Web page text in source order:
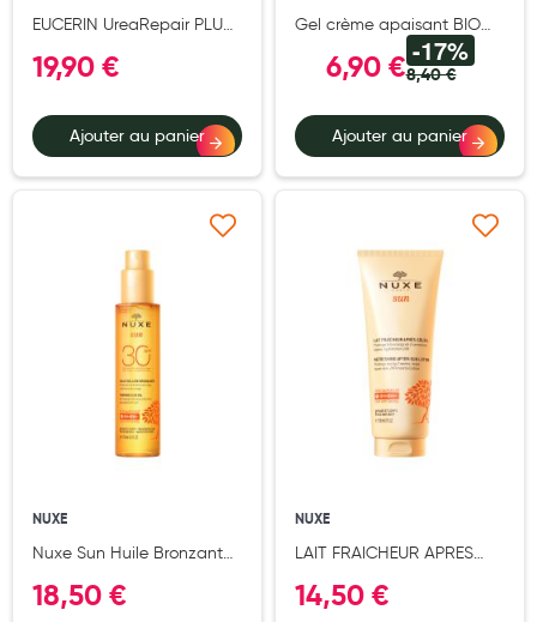
Médication familiale
Orthopédie
Les promotions
EUCERIN UreaRepair PLUS
19,90 €
Ajouter au panier
Gel crème apaisant BIO
6,90 €-17%
8,40 €
Ajouter au panier
NUXE
Nuxe Sun Huile Bronzante
Protection SPF30 150ml
18,50 €
Ajouter à ma liste d’envie
NUXE
LAIT FRAICHEUR APRES
14,50 €
Ajouter à ma liste